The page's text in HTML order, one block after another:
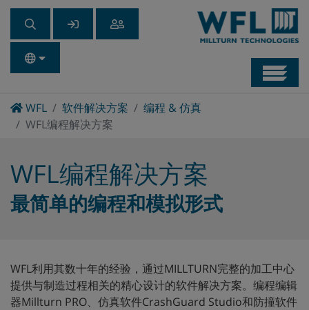
WFLHome软件解决方案
编程 & 仿真
WFL编程解决方案
WFL编程解决方案
最简单的编程和模拟形式
WFL利用其数十年的经验，通过MILLTURN完整的加工中心
提供与制造过程相关的精心设计的软件解决方案。编程编辑
器Millturn PRO、仿真软件CrashGuard Studio和防撞软件